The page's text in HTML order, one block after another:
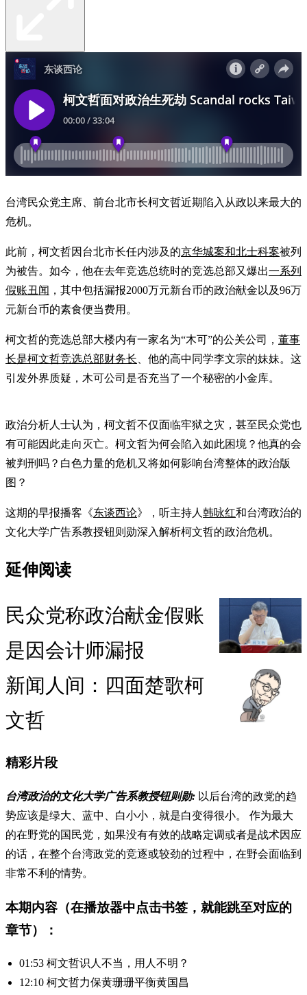
台湾民众党主席、前台北市长柯文哲近期陷入从政以来最大的
危机。
此前，柯文哲因台北市长任内涉及的京华城案和北士科案被列
为被告。如今，他在去年竞选总统时的竞选总部又爆出一系列
假账丑闻 ，其中包括漏报2000万元新台币的政治献金以及96万
元新台币的素食便当费用。
柯文哲的竞选总部大楼内有一家名为“木可”的公关公司， 董事
长是柯文哲竞选总部财务长 、他的高中同学李文宗的妹妹。这
引发外界质疑，木可公司是否充当了一个秘密的小金库。
政治分析人士认为，柯文哲不仅面临牢狱之灾，甚至民众党也
有可能因此走向灭亡。柯文哲为何会陷入如此困境？他真的会
被判刑吗？白色力量的危机又将如何影响台湾整体的政治版
图？
这期的早报播客《东谈西论》，听主持人 韩咏红和台湾政治的
文化大学广告系教授钮则勋深入解析柯文哲的政治危机。
延伸阅读
民众党称政治献金假账
是因会计师漏报
新闻人间：四面楚歌柯
文哲
精彩片段
台湾政治的文化大学广告系教授钮则勋: 以后台湾的政党的趋
势应该是绿大、蓝中、白小小，就是白变得很小。 作为最大
的在野党的国民党，如果没有有效的战略定调或者是战术因应
的话，在整个台湾政党的竞逐或较劲的过程中，在野会面临到
非常不利的情势。
本期内容（在播放器中点击书签，就能跳至对应的
章节）：
01:53 柯文哲识人不当，用人不明？
12:10 柯文哲力保黄珊珊平衡黄国昌